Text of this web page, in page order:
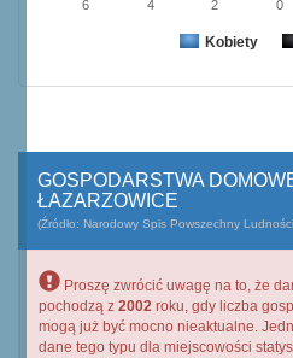
Kobiety
6 4 2 0
GOSPODARSTWA
ŁAZARZOWICE
(Źródło: Narodowy Spis Powszechny
Proszę zwrócić uwagę na to, że
pochodzą z 2002 roku, gdy liczba
mogą już być mocno nieaktualne.
dane tego typu dla miejscowości